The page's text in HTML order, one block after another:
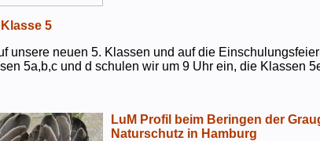
5
unsere neuen 5. Klassen und auf die
5a,b,c und d schulen wir um 9 Uhr ein, die Klassen
LuM Profil beim Beringen der
Naturschutz in Hamburg